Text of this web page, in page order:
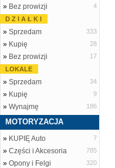
» Bez prowizji
4
D Z I A Ł K I
» Sprzedam 333
» Kupię 28
» Bez prowizji
17
LOKALE
» Sprzedam 34
» Kupię 9
» Wynajmę 186
MOTORYZACJA
» KUPIĘ Auto 7
» Części i Akcesoria 785
» Opony i Felgi 320